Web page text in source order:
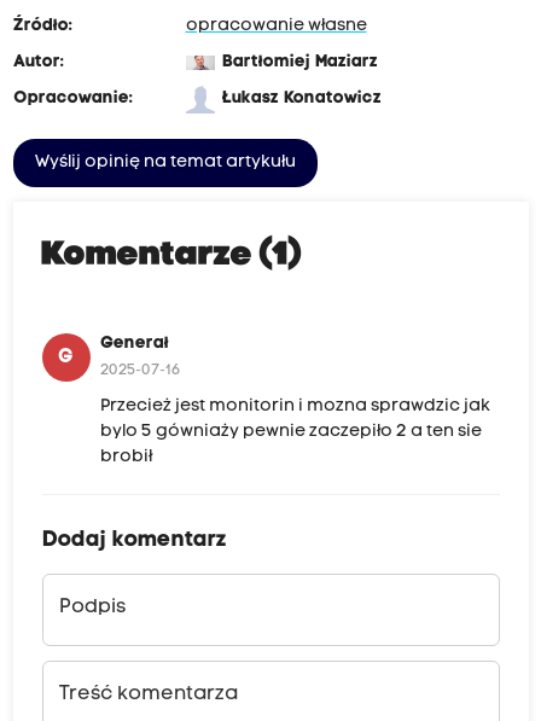
Źródło:
opracowanie własne
Autor:
Bartłomiej Maziarz
Opracowanie:
Łukasz Konatowicz
Wyślij opinię na temat artykułu
Komentarze (1)
G
Generał
2025-07-16
Przecież jest monitorin i mozna sprawdzic jak
bylo 5 gówniaży pewnie zaczepiło 2 a ten sie
brobił
Dodaj komentarz
Podpis
Treść komentarza